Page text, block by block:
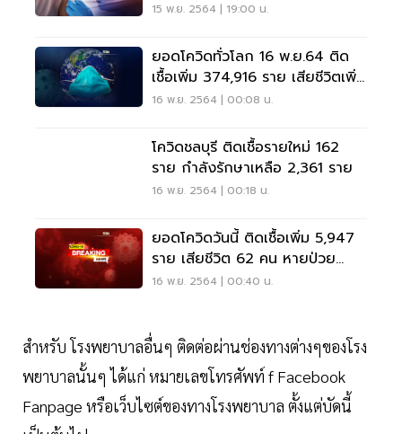
15 พ.ย. 2564 | 19:00 น.
ยอดโควิดทั่วโลก 16 พ.ย.64 ติด
เชื้อเพิ่ม 374,916 ราย เสียชีวิตเพิ่ม
4,914 ราย
16 พ.ย. 2564 | 00:08 น.
โควิดชลบุรี ติดเชื้อรายใหม่ 162
ราย กำลังรักษาเหลือ 2,361 ราย
16 พ.ย. 2564 | 00:18 น.
ยอดโควิดวันนี้ ติดเชื้อเพิ่ม 5,947
ราย เสียชีวิต 62 คน หายป่วย
7,943 ราย
16 พ.ย. 2564 | 00:40 น.
สำหรับ โรงพยาบาลอื่นๆ ติดต่อผ่านช่องทางต่างๆของโรง
พยาบาลนั้นๆ ได้แก่ หมายเลขโทรศัพท์ f Facebook
Fanpage หรือเว็บไซต์ของทางโรงพยาบาล ตั้งแต่บัดนี้